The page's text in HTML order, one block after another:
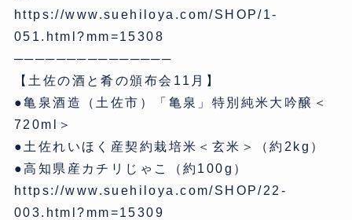
https://www.suehiloya.com/SHOP/1-
051.html?mm=15308
───────────────
【土佐の酒と肴の頒布会11月】
●亀泉酒造（土佐市）「亀泉」特別純米大吟醸＜
720ml＞
●土佐れいほく産契約栽培米＜玄米＞（約2kg）
●高知県産カチリじゃこ（約100g）
https://www.suehiloya.com/SHOP/22-
003.html?mm=15309